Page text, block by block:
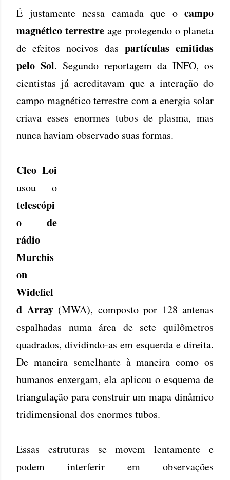
É justamente nessa camada que o campo
magnético terrestre age protegendo o planeta
de efeitos nocivos das partículas emitidas
pelo Sol. Segundo reportagem da INFO, os
cientistas já acreditavam que a interação do
campo magnético terrestre com a energia solar
criava esses enormes tubos de plasma, mas
nunca haviam observado suas formas.
Cleo Loi
usou o
telescópi
o de
rádio
Murchis
on
Widefiel
d Array(MWA), composto por 128 antenas
espalhadas numa área de sete quilômetros
quadrados, dividindo-as em esquerda e direita.
De maneira semelhante à maneira como os
humanos enxergam, ela aplicou o esquema de
triangulação para construir um mapa dinâmico
tridimensional dos enormes tubos.
Essas estruturas se movem lentamente e
podem interferir em observações